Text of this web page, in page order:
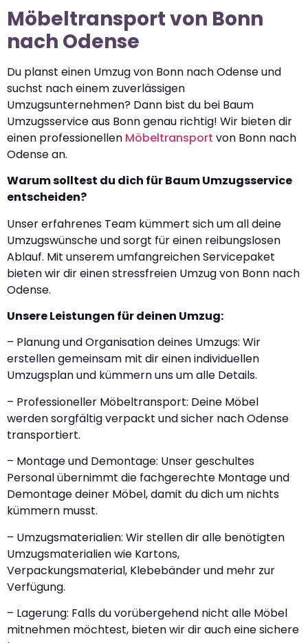
Möbeltransport von Bonn
nach Odense
Du planst einen Umzug von Bonn nach Odense und
suchst nach einem zuverlässigen
Umzugsunternehmen? Dann bist du bei Baum
Umzugsservice aus Bonn genau richtig! Wir bieten dir
einen professionellen Möbeltransport von Bonn nach
Odense an.
Warum solltest du dich für Baum Umzugsservice
entscheiden?
Unser erfahrenes Team kümmert sich um all deine
Umzugswünsche und sorgt für einen reibungslosen
Ablauf. Mit unserem umfangreichen Servicepaket
bieten wir dir einen stressfreien Umzug von Bonn nach
Odense.
Unsere Leistungen für deinen Umzug:
– Planung und Organisation deines Umzugs: Wir
erstellen gemeinsam mit dir einen individuellen
Umzugsplan und kümmern uns um alle Details.
– Professioneller Möbeltransport: Deine Möbel
werden sorgfältig verpackt und sicher nach Odense
transportiert.
– Montage und Demontage: Unser geschultes
Personal übernimmt die fachgerechte Montage und
Demontage deiner Möbel, damit du dich um nichts
kümmern musst.
– Umzugsmaterialien: Wir stellen dir alle benötigten
Umzugsmaterialien wie Kartons,
Verpackungsmaterial, Klebebänder und mehr zur
Verfügung.
– Lagerung: Falls du vorübergehend nicht alle Möbel
mitnehmen möchtest, bieten wir dir auch eine sichere